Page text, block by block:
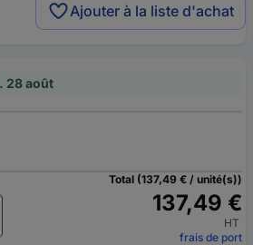
Ajouter à la liste d'achat
28 août
Total (137,49 € / unité(s))
137,49 €
HT
frais de port